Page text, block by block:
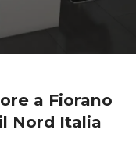
a Fiorano
Nord Italia